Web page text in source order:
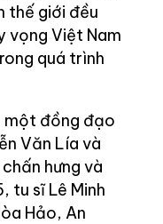
thế giới đều
vọng Việt Nam
quá trình
một đồng đạo
Văn Lía và
hưng và
tu sĩ Lê Minh
Hảo, An